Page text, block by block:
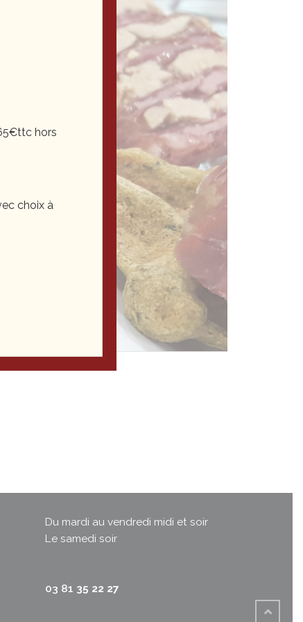
Du mardi au vendredi midi et soir
Le samedi soir
03 81 35 22 27
hors
choix à